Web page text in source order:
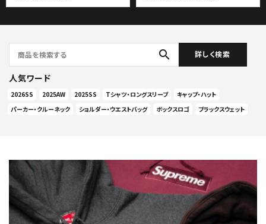
search 詳しく検索
人気ワード
2026SS 2025AW 2025SS Tシャツ・ロングスリーブ
キャップ・ハット
パーカー・クルーネック
ショルダー・ウエストバッグ ボックスロゴ ブラックスウェット